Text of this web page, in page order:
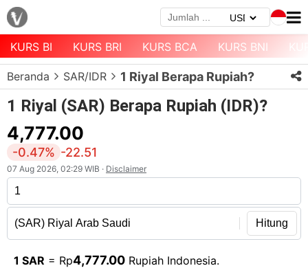
Menu
Halaman
Depan
Daftar
Mata
Uang
Kurs
Bank
KURS BI KURS BRI KURS BCA KURS BNI
Beranda SAR/IDR 1 Riyal Berapa Rupiah?
1 Riyal (SAR) Berapa Rupiah (IDR)?
4,777.00
-0.47% -22.51
07 Aug 2026, 02:29 WIB · Disclaimer
Hitung
1 SAR = Rp4,777.00 Rupiah Indonesia.